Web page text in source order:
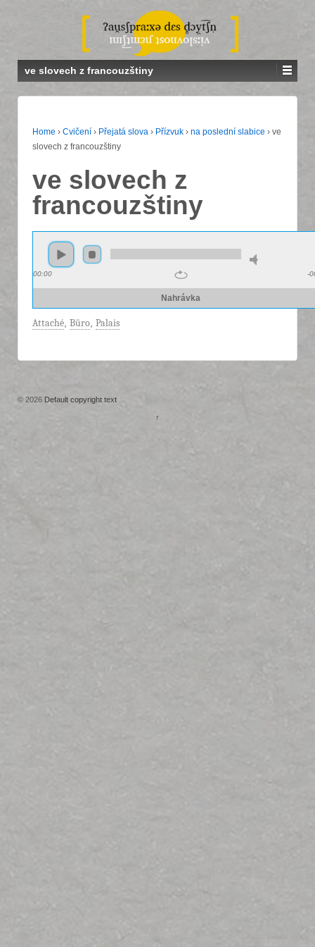
ve slovech z francouzštiny
Home › Cvičení › Přejatá slova › Přízvuk › na poslední slabice › ve
slovech z francouzštiny
ve slovech z
francouzštiny
00:00 -
Nahrávka
Attaché Büro Palais
© 2026 Default copyright text
↑